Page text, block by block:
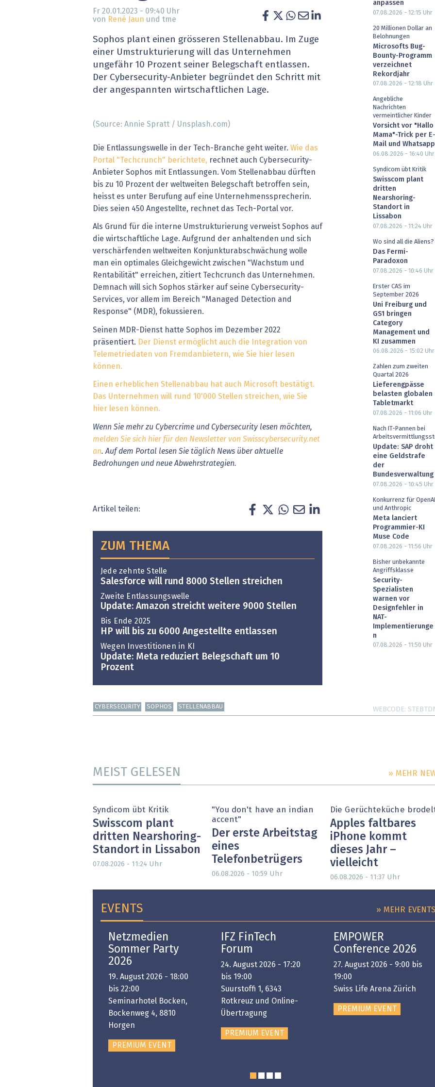
» alle News Gesundheit wird digital
Blockchain
EU-DSGVO
XaaS, Managed Services & Co.
» alle Dossiers
IT for Health
Artificial Intelligence
Fintech & Insurtech
Professional AV & Digital Signage
Fr 20.01.2023 - 09:40 Uhr
von René Jaun und tme
Sophos plant einen grösseren Stellenabbau. Im Zuge
einer Umstrukturierung will das Unternehmen
ungefähr 10 Prozent seiner Belegschaft entlassen.
Der Cybersecurity-Anbieter begründet den Schritt mit
der angespannten wirtschaftlichen Lage.
(Source: Annie Spratt / Unsplash.com)
Die Entlassungswelle in der Tech-Branche geht weiter. Wie das
Portal "Techcrunch" berichtete, rechnet auch Cybersecurity-
Anbieter Sophos mit Entlassungen. Vom Stellenabbau dürften
bis zu 10 Prozent der weltweiten Belegschaft betroffen sein,
heisst es unter Berufung auf eine Unternehmenssprecherin.
Dies seien 450 Angestellte, rechnet das Tech-Portal vor.
Als Grund für die interne Umstrukturierung verweist Sophos auf
die wirtschaftliche Lage. Aufgrund der anhaltenden und sich
verschärfenden weltweiten Konjunkturabschwächung wolle
man ein optimales Gleichgewicht zwischen "Wachstum und
Rentabilität" erreichen, zitiert Techcrunch das Unternehmen.
Demnach will sich Sophos stärker auf seine Cybersecurity-
Services, vor allem im Bereich "Managed Detection and
Response" (MDR), fokussieren.
Seinen MDR-Dienst hatte Sophos im Dezember 2022
präsentiert. Der Dienst ermöglicht auch die Integration von
Telemetriedaten von Fremdanbietern, wie Sie hier lesen
können.
Einen erheblichen Stellenabbau hat auch Microsoft bestätigt.
Das Unternehmen will rund 10'000 Stellen streichen, wie Sie
hier lesen können.
Wenn Sie mehr zu Cybercrime und Cybersecurity lesen möchten,
melden Sie sich hier für den Newsletter von Swisscybersecurity.net
an. Auf dem Portal lesen Sie täglich News über aktuelle
Bedrohungen und neue Abwehrstrategien.
Artikel teilen:
ZUM THEMA
Jede zehnte Stelle
Salesforce will rund 8000 Stellen streichen
Zweite Entlassungswelle
Update: Amazon streicht weitere 9000 Stellen
Bis Ende 2025
HP will bis zu 6000 Angestellte entlassen
Wegen Investitionen in KI
Update: Meta reduziert Belegschaft um 10
Prozent
anpassen
07.08.2026 - 12:15 Uhr
20 Millionen Dollar an
Belohnungen
Microsofts Bug-
Bounty-Programm
verzeichnet
Rekordjahr
07.08.2026 - 12:18 Uhr
Angebliche
Nachrichten
vermeintlicher Kinder
Vorsicht vor "Hallo
Mama"-Trick per E-
Mail und Whatsapp
06.08.2026 - 16:40 Uhr
Syndicom übt Kritik
Swisscom plant
dritten
Nearshoring-
Standort in
Lissabon
07.08.2026 - 11:24 Uhr
Wo sind all die Aliens?
Das Fermi-
Paradoxon
07.08.2026 - 10:46 Uhr
Erster CAS im
September 2026
Uni Freiburg und
GS1 bringen
Category
Management und
KI zusammen
06.08.2026 - 15:02 Uhr
Zahlen zum zweiten
Quartal 2026
Lieferengpässe
belasten globalen
Tabletmarkt
07.08.2026 - 11:06 Uhr
Nach IT-Pannen bei
Update: SAP droht
eine Geldstrafe
der
Bundesverwaltung
07.08.2026 - 10:45 Uhr
Konkurrenz für OpenAI
und Anthropic
Meta lanciert
Programmier-KI
Muse Code
07.08.2026 - 11:56 Uhr
Bisher unbekannte
Angriffsklasse
Security-
Spezialisten
warnen vor
Designfehler in
NAT-
Implementierunge
n
07.08.2026 - 11:50 Uhr
CYBERSECURITY SOPHOS STELLENABBAU WEBCODE
MEIST GELESEN » MEHR
Syndicom übt Kritik
Swisscom plant
dritten Nearshoring-
Standort in Lissabon
07.08.2026 - 11:24 Uhr
"You don't have an indian
accent"
Der erste Arbeitstag
eines
Telefonbetrügers
06.08.2026 - 10:59 Uhr
Die Gerüchteküche
Apples faltbares
iPhone kommt
dieses Jahr –
vielleicht
06.08.2026 - 11:37 Uhr
EVENTS » MEHR EVENTS
Netzmedien
Sommer Party
2026
19. August 2026 - 18:00
bis 22:00
Seminarhotel Bocken,
Bockenweg 4, 8810
Horgen
PREMIUM EVENT
IFZ FinTech
Forum
24. August 2026 - 17:20
bis 19:00
Suurstoffi 1, 6343
Rotkreuz und Online-
Übertragung
PREMIUM EVENT
EMPOWER
Conference 2026
27. August 2026 - 9:00 bis
19:00
Swiss Life Arena Zürich
PREMIUM EVENT